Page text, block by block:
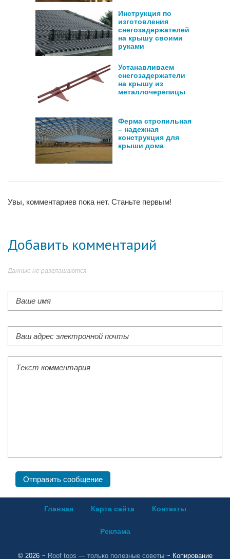
Инструкция по
изготовления
снегозадержателей
на крышу своими
руками
Устанавливаем
снегозадержатели
на крышу из
металлочерепицы
Ферма стропильная
– надежная
конструкция для
крыши дома
Увы, комментариев пока нет. Станьте первым!
Добавить комментарий
Данные не разглашаются
Главная Карта сайта Контакты
Реклама
© 2026~ Roof tops — только полезные советы~ Копирование